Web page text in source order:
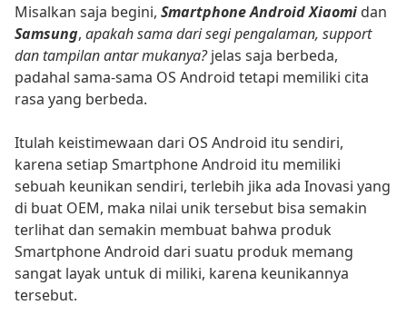
Misalkan saja begini, Smartphone Android Xiaomi dan
Samsung, apakah sama dari segi pengalaman, support
dan tampilan antar mukanya?jelas saja berbeda,
padahal sama-sama OS Android tetapi memiliki cita
rasa yang berbeda.
Itulah keistimewaan dari OS Android itu sendiri,
karena setiap Smartphone Android itu memiliki
sebuah keunikan sendiri, terlebih jika ada Inovasi yang
di buat OEM, maka nilai unik tersebut bisa semakin
terlihat dan semakin membuat bahwa produk
Smartphone Android dari suatu produk memang
sangat layak untuk di miliki, karena keunikannya
tersebut.